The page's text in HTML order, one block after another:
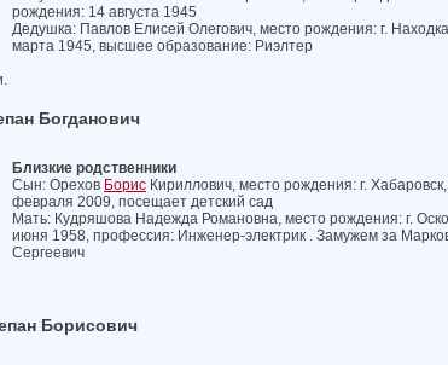
рождения: 14 августа 1945
Дедушка: Павлов Елисей Олегович, место рождения: г.
марта 1945, высшее образование: Риэлтер
Богданович
Близкие родственники
Сын: Орехов Борис Кириллович, место рождения: г.
февраля 2009, посещает детский сад
Мать: Кудряшова Надежда Романовна, место рождения: г.
июня 1958, профессия: Инженер-электрик . Замужем за
Сергеевич
Борисович